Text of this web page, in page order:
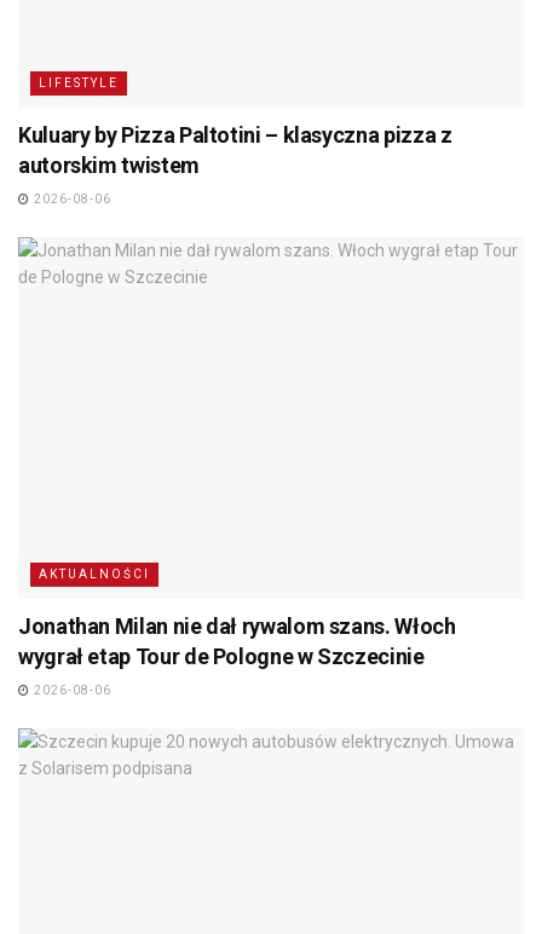
LIFESTYLE
Kuluary by Pizza Paltotini – klasyczna pizza z
autorskim twistem
2026-08-06
AKTUALNOŚCI
Jonathan Milan nie dał rywalom szans. Włoch
wygrał etap Tour de Pologne w Szczecinie
2026-08-06